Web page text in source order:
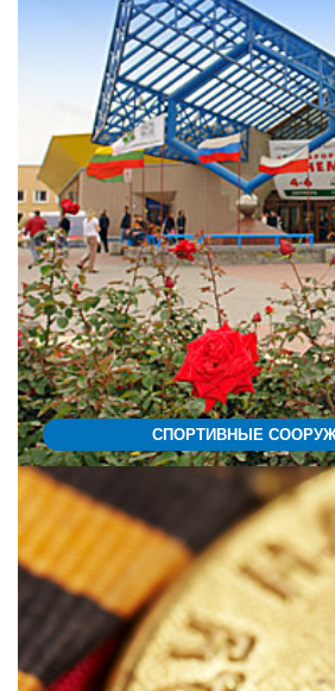
СПОРТИВНЫЕ